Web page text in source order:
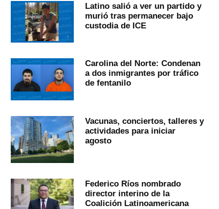
Latino salió a ver un partido y
murió tras permanecer bajo
custodia de ICE
Carolina del Norte: Condenan
a dos inmigrantes por tráfico
de fentanilo
Vacunas, conciertos, talleres y
actividades para iniciar
agosto
Federico Ríos nombrado
director interino de la
Coalición Latinoamericana